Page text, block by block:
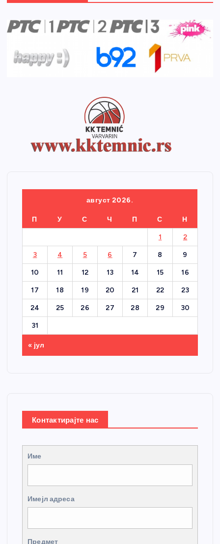
август 2026.
П У С Ч П С Н
1 2
3 4 5 6 7 8 9
10 11 12 13 14 15 16
17 18 19 20 21 22 23
24 25 26 27 28 29 30
31
« јул
Контактирајте нас
Име
Имејл адреса
Предмет